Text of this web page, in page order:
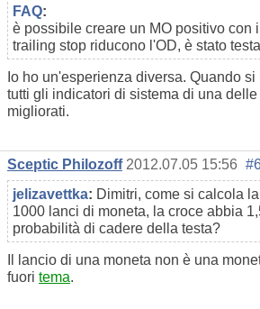
FAQ:
è possibile creare un MO positivo con
trailing stop riducono l'OD, è stato
Io ho un'esperienza diversa. Quando
tutti gli indicatori di sistema di una
migliorati.
Sceptic Philozoff 2012.07.05 15:56
jelizavettka: Dimitri, come si calcola
1000 lanci di moneta, la croce abbia
probabilità di cadere della testa?
Il lancio di una moneta non è una
fuori tema.